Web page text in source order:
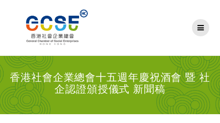
香港社會企業總會十五週年慶祝酒會 暨 社
企認證頒授儀式 新聞稿